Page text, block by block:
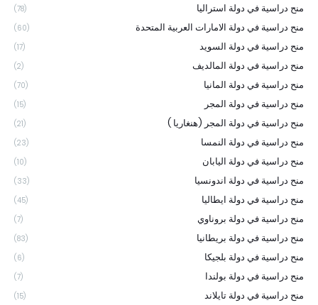
منح دراسية في دولة استراليا (78)
منح دراسية في دولة الامارات العربية المتحدة (60)
منح دراسية في دولة السويد (17)
منح دراسية في دولة المالديف (2)
منح دراسية في دولة المانيا (70)
منح دراسية في دولة المجر (15)
منح دراسية في دولة المجر (هنغاريا ) (21)
منح دراسية في دولة النمسا (23)
منح دراسية في دولة اليابان (10)
منح دراسية في دولة اندونسيا (33)
منح دراسية في دولة ايطاليا (45)
منح دراسية في دولة بروناوي (7)
منح دراسية في دولة بريطانيا (83)
منح دراسية في دولة بلجيكا (6)
منح دراسية في دولة بولندا (7)
منح دراسية في دولة تايلاند (15)